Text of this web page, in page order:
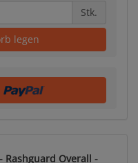
Stk.
legen
Rashguard Overall -